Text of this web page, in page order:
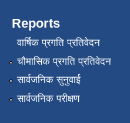
Reports
वार्षिक प्रगति प्रतिवेदन
चौमासिक प्रगति प्रतिवेदन
सार्वजनिक सुनुवाई
सार्वजनिक परीक्षण